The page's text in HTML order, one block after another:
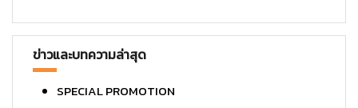
ข่าวและบทความล่าสุด
SPECIAL PROMOTION